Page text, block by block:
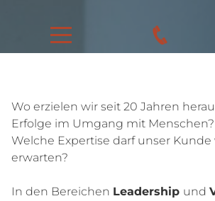
Wo erzielen wir seit 20 Jahren
Erfolge im Umgang mit Menschen?
Welche Expertise darf unser Kunde
erwarten?
In den Bereichen Leadership und